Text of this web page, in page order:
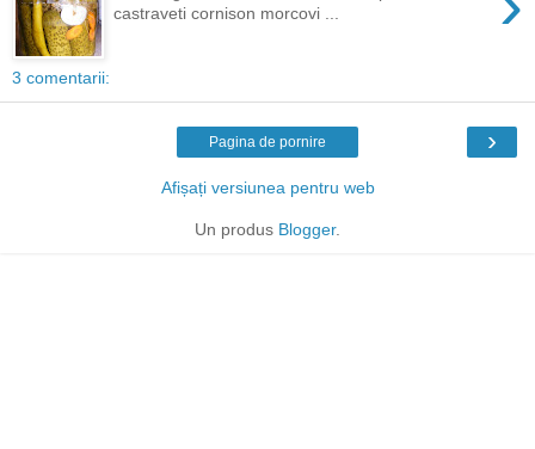
castraveti cornison morcovi ...
3 comentarii:
›
Pagina de pornire
Afișați versiunea pentru web
Un produs Blogger.